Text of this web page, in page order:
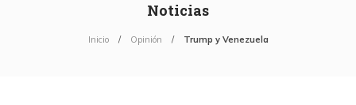
Noticias
Inicio Opinión Trump y Venezuela